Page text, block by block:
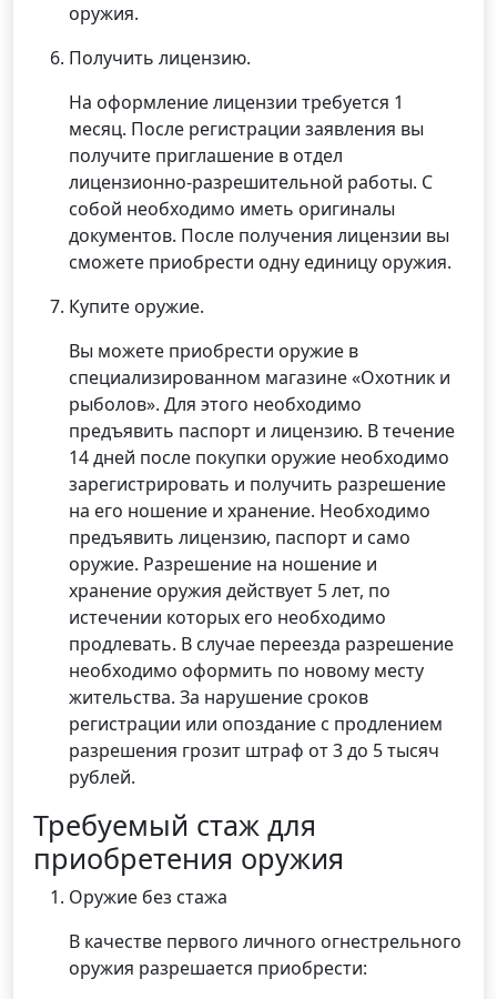
оружия.
Получить лицензию.
На оформление лицензии требуется 1
месяц. После регистрации заявления вы
получите приглашение в отдел
лицензионно-разрешительной работы. С
собой необходимо иметь оригиналы
документов. После получения лицензии вы
сможете приобрести одну единицу оружия.
Купите оружие.
Вы можете приобрести оружие в
специализированном магазине «Охотник и
рыболов». Для этого необходимо
предъявить паспорт и лицензию. В течение
14 дней после покупки оружие необходимо
зарегистрировать и получить разрешение
на его ношение и хранение. Необходимо
предъявить лицензию, паспорт и само
оружие. Разрешение на ношение и
хранение оружия действует 5 лет, по
истечении которых его необходимо
продлевать. В случае переезда разрешение
необходимо оформить по новому месту
жительства. За нарушение сроков
регистрации или опоздание с продлением
разрешения грозит штраф от 3 до 5 тысяч
рублей.
Требуемый стаж для
приобретения оружия
Оружие без стажа
В качестве первого личного огнестрельного
оружия разрешается приобрести: